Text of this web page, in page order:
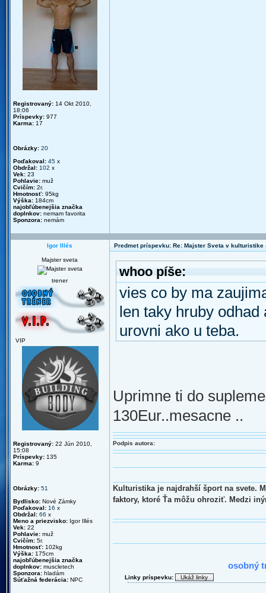
Registrovaný: 14 Okt 2010,
18:06
Príspevky: 977
Karma: 17
Obrázky: 20
Poďakoval: 45 x
Obdržal: 102 x
Vek: 23
Pohlavie: muž
Cvičím: 2r.
Hmotnosť: 95kg
Výška: 184cm
najobľúbenejšia značka
doplnkov: nemam favorita
Sponzora: nemám
Igor Illés Predmet príspevku: Re: Majster Sveta v kulturistike
Majster sveta
trener
VIP
Registrovaný: 22 Jún 2010,
15:08
Príspevky: 135
Karma: 9
Obrázky: 51
Bydlisko: Nové Zámky
Poďakoval: 16 x
Obdržal: 66 x
Meno a priezvisko: Igor Illés
Vek: 22
Pohlavie: muž
Cvičím: 5r.
Hmotnosť: 102kg
Výška: 175cm
najobľúbenejšia značka
doplnkov: muscletech
Sponzora: hladám
Súťažná federácia: NPC
whoo píše:
vies co by ma
len taky hruby
urovni ako u teba.
Uprimne ti do
130Eur..mesacne ..
Podpis autora:
Kulturistika je najdrahší šport na svete.
faktory, ktoré Ťa môžu ohroziť. Medzi
osobný
Linky príspevku: